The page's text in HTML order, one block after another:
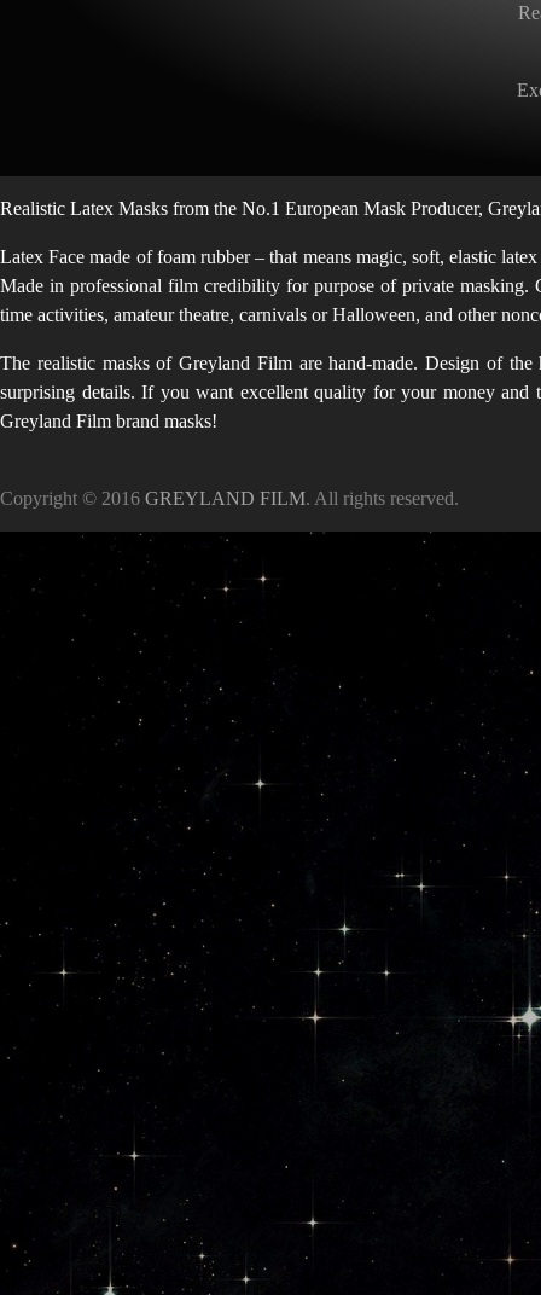
Realistic Latex Masks from the No.1 European Mask Producer,
Latex Face made of foam rubber – that means magic, soft, elastic
Made in professional film credibility for purpose of private
time activities, amateur theatre, carnivals or Halloween, and other
The realistic masks of Greyland Film are hand-made. Design of
surprising details. If you want excellent quality for your money
Greyland Film brand masks!
Copyright © 2016 GREYLAND FILM. All rights reserved.